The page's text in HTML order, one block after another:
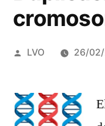
Publicado
LVO 26/